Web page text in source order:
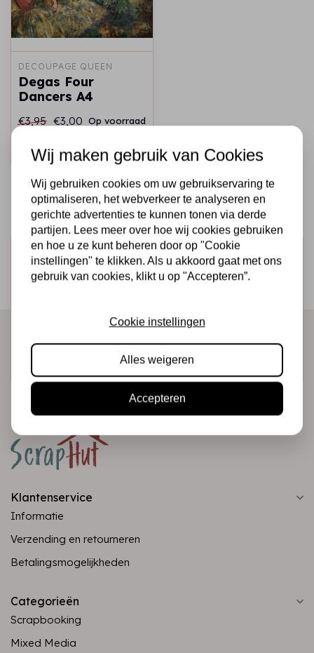
DECOUPAGE QUEEN
Degas Four
Dancers A4
€3,95 €3,00 Op voorraad
Snel toevoegen
Schrijf je in voor de nieuwsbrief
Ontvang als eerste onze actie en nieuwe producten
Klantenservice
Informatie
Verzending en retourneren
Betalingsmogelijkheden
Categorieën
Scrapbooking
Mixed Media
Wij maken gebruik van Cookies
Wij gebruiken cookies om uw gebruikservaring te
optimaliseren, het webverkeer te analyseren en
gerichte advertenties te kunnen tonen via derde
partijen. Lees meer over hoe wij cookies gebruiken
en hoe u ze kunt beheren door op "Cookie
instellingen" te klikken. Als u akkoord gaat met ons
gebruik van cookies, klikt u op "Accepteren”.
Cookie instellingen
Alles weigeren
Accepteren